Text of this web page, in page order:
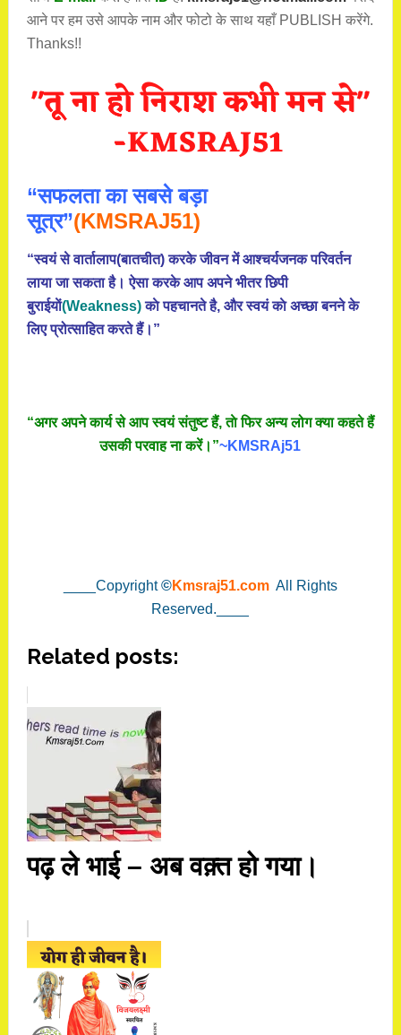
आने पर हम उसे आपके नाम और फोटो के साथ यहाँ PUBLISH करेंगे.
Thanks!!
“सफलता का सबसे बड़ा
सूत्र”(KMSRAJ51)
“स्वयं से वार्तालाप(बातचीत) करके जीवन में आश्चर्यजनक परिवर्तन
लाया जा सकता है। ऐसा करके आप अपने भीतर छिपी
बुराईयाें(Weakness)काे पहचानते है, और स्वयं काे अच्छा बनने के
लिए प्रोत्साहित करते हैं।”
“अगर अपने कार्य से आप स्वयं संतुष्ट हैं, ताे फिर अन्य लोग क्या कहते हैं
उसकी परवाह ना करें।”~KMSRAj51
____Copyright©Kmsraj51.com All Rights
Reserved.____
Related posts:
पढ़ ले भाई – अब वक़्त हो गया।